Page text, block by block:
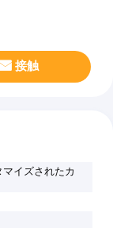
接触
イズされたカ